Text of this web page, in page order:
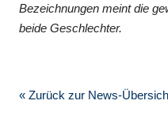
Bezeichnungen meint die
beide Geschlechter.
« Zurück zur News-